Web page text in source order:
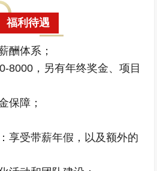
福利待遇
酬体系；
8000，另有年终奖金、项目
保障；
享受带薪年假，以及额外的